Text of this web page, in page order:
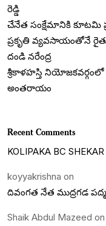
రెడ్డి
చేనేత సంక్షేమానికి కూటమి
ప్రకృతి వ్యవసాయంతోనే
దండి నరేంద్ర
శ్రీకాళహస్తి
అంతరాయం
Recent Comments
KOLIPAKA BC SHEKAR
koyyakrishna on
దివంగత నేత ముద్రగడ
Shaik Abdul Mazeed on